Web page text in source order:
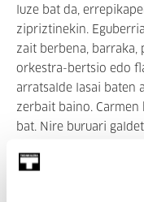
luze bat da,
zipriztinekin.
zait berbena, barraka,
orkestra-bertsio edo
arratsalde lasai baten
zerbait baino. Carmen
bat. Nire buruari
milaka aldiz.